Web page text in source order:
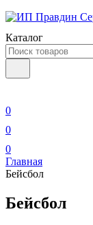
Каталог
0
0
0
Главная
Бейсбол
Бейсбол